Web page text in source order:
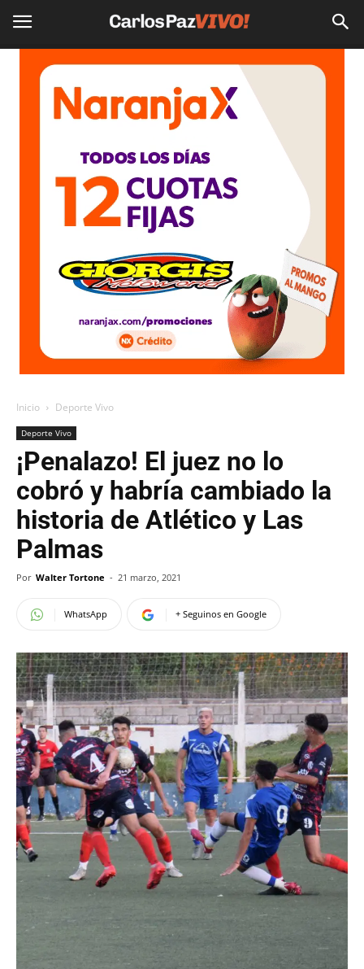
Inicio Deporte Vivo
Deporte Vivo
¡Penalazo! El juez no lo
cobró y habría cambiado la
historia de Atlético y Las
Palmas
Por Walter Tortone - 21 marzo, 2021
WhatsApp + Seguinos en Google